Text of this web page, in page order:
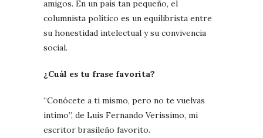
amigos. En un país tan pequeño, el
columnista político es un equilibrista entre
su honestidad intelectual y su convivencia
social.
¿Cuál es tu frase favorita?
“Conócete a ti mismo, pero no te vuelvas
íntimo”, de Luis Fernando Verissimo, mi
escritor brasileño favorito.